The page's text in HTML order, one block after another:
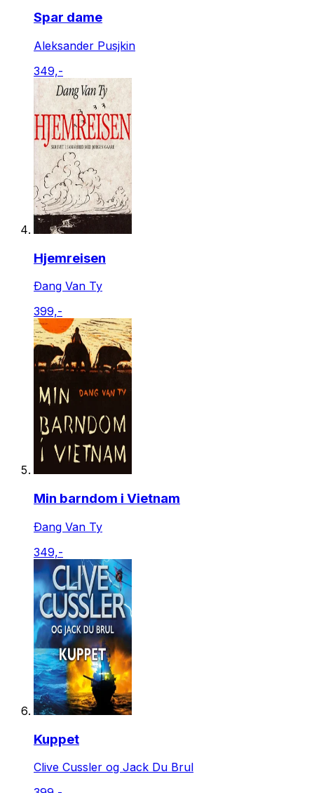
Spar dame
Aleksander Pusjkin
349,-
Hjemreisen
Ðang Van Ty
399,-
Min barndom i Vietnam
Ðang Van Ty
349,-
Kuppet
Clive Cussler og Jack Du Brul